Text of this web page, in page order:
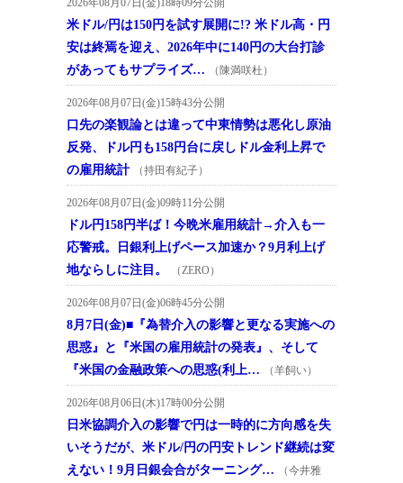
米ドル/円は150円を試す展開に!? 米ドル高・円
安は終焉を迎え、2026年中に140円の大台打診
があってもサプライズ…
（陳満咲杜）
2026年08月07日(金)15時43分公開
口先の楽観論とは違って中東情勢は悪化し原油
反発、ドル円も158円台に戻しドル金利上昇で
の雇用統計
（持田有紀子）
2026年08月07日(金)09時11分公開
ドル円158円半ば！今晩米雇用統計→介入も一
応警戒。日銀利上げペース加速か？9月利上げ
地ならしに注目。
（ZERO）
2026年08月07日(金)06時45分公開
8月7日(金)■『為替介入の影響と更なる実施への
思惑』と『米国の雇用統計の発表』、そして
『米国の金融政策への思惑(利上…
（羊飼い）
2026年08月06日(木)17時00分公開
日米協調介入の影響で円は一時的に方向感を失
いそうだが、米ドル/円の円安トレンド継続は変
えない！9月日銀会合がターニング…
（今井雅